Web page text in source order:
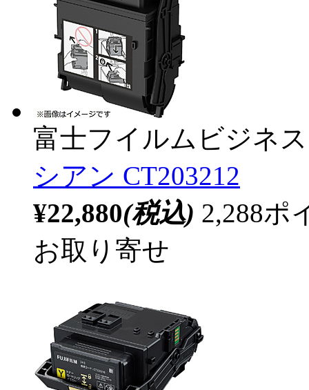
富士フイルムビジネ
シアン CT203212
¥22,880(税込) 2,288ポ
お取り寄せ